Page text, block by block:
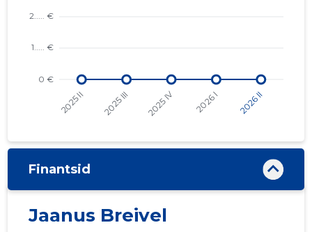
Finantsid
Jaanus Breivel